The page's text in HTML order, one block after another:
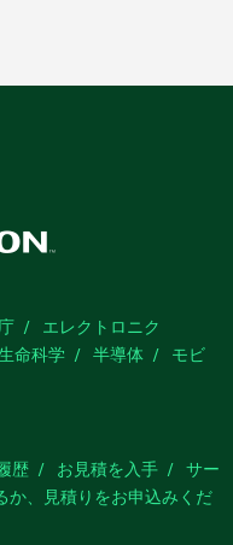
エレクトロニク
命科学 半導体
モビ
歴 お見積を入手
サー
か、見積りをお申込みくだ